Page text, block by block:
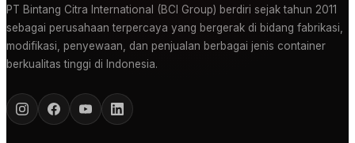
PT Bintang Citra International (BCI Group) berdiri sejak tahun 2011
sebagai perusahaan terpercaya yang bergerak di bidang fabrikasi,
modifikasi, penyewaan, dan penjualan berbagai jenis container
berkualitas tinggi di Indonesia.